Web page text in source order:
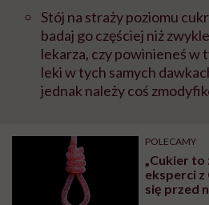
Stój na straży poziomu
badaj go częściej niż
lekarza, czy powinieneś w
leki w tych samych
jednak należy coś
POLECAMY
„Cukier to
eksperci z
się przed